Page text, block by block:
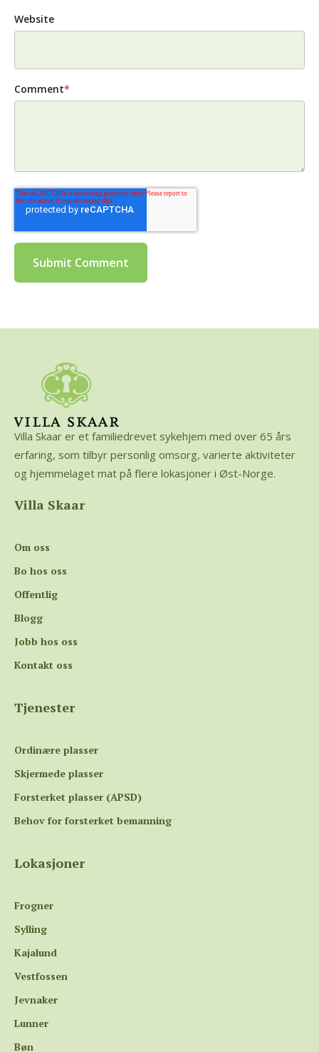
Website
Comment*
Villa Skaar er et familiedrevet sykehjem med over 65 års
erfaring, som tilbyr personlig omsorg, varierte aktiviteter
og hjemmelaget mat på flere lokasjoner i Øst-Norge.
Villa Skaar
Om oss
Bo hos oss
Offentlig
Blogg
Jobb hos oss
Kontakt oss
Tjenester
Ordinære plasser
Skjermede plasser
Forsterket plasser (APSD)
Behov for forsterket bemanning
Lokasjoner
Frogner
Sylling
Kajalund
Vestfossen
Jevnaker
Lunner
Bøn